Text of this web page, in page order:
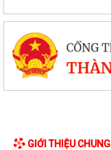
GIỚI THIỆU CHUNG